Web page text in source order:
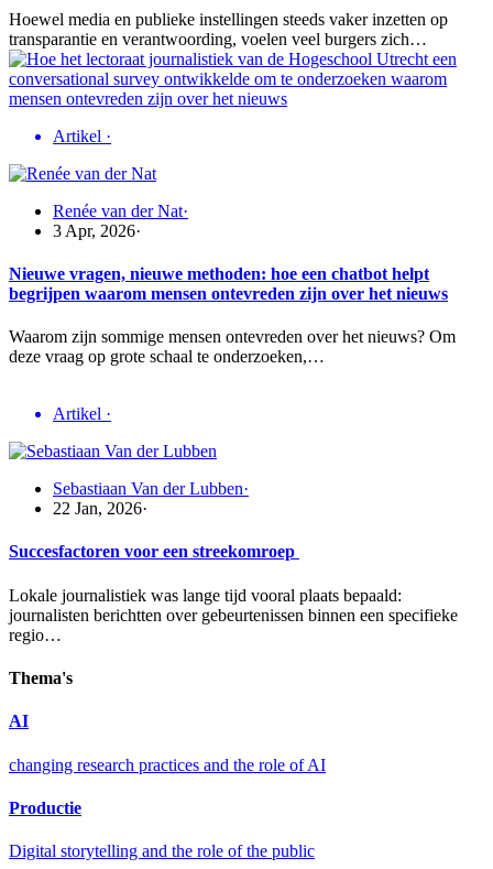
Hoewel media en publieke instellingen steeds vaker inzetten op
transparantie en verantwoording, voelen veel burgers zich…
Artikel ·
Renée van der Nat·
3 Apr, 2026·
Nieuwe vragen, nieuwe methoden: hoe een chatbot helpt
begrijpen waarom mensen ontevreden zijn over het nieuws
Waarom zijn sommige mensen ontevreden over het nieuws? Om
deze vraag op grote schaal te onderzoeken,…
Artikel ·
Sebastiaan Van der Lubben·
22 Jan, 2026·
Succesfactoren voor een streekomroep
Lokale journalistiek was lange tijd vooral plaats bepaald:
journalisten berichtten over gebeurtenissen binnen een specifieke
regio…
Thema's
AI
changing research practices and the role of AI
Productie
Digital storytelling and the role of the public